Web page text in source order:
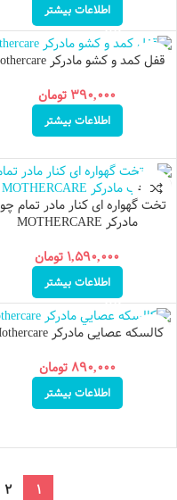
اطلاعات بیشتر
ناموجود
قفل كمد و كشو مادركر mothercare
۳۹۰,۰۰۰ تومان
اطلاعات بیشتر
ناموجود
تخت گهواره ای کنار مادر تمام
مادرکر MOTHERCARE
۱,۵۹۰,۰۰۰ تومان
اطلاعات بیشتر
ناموجود
کالسکه عصایی مادرکر Mothercare
۸۹۰,۰۰۰ تومان
اطلاعات بیشتر
1
2